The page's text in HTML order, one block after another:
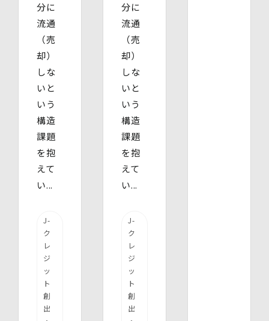
分に
流通
（売
却）
しな
いと
いう
構造
課題
を抱
えて
い...
J-
ク
レ
ジ
ッ
ト
創
出
分に
流通
（売
却）
しな
いと
いう
構造
課題
を抱
えて
い...
J-
ク
レ
ジ
ッ
ト
創
出